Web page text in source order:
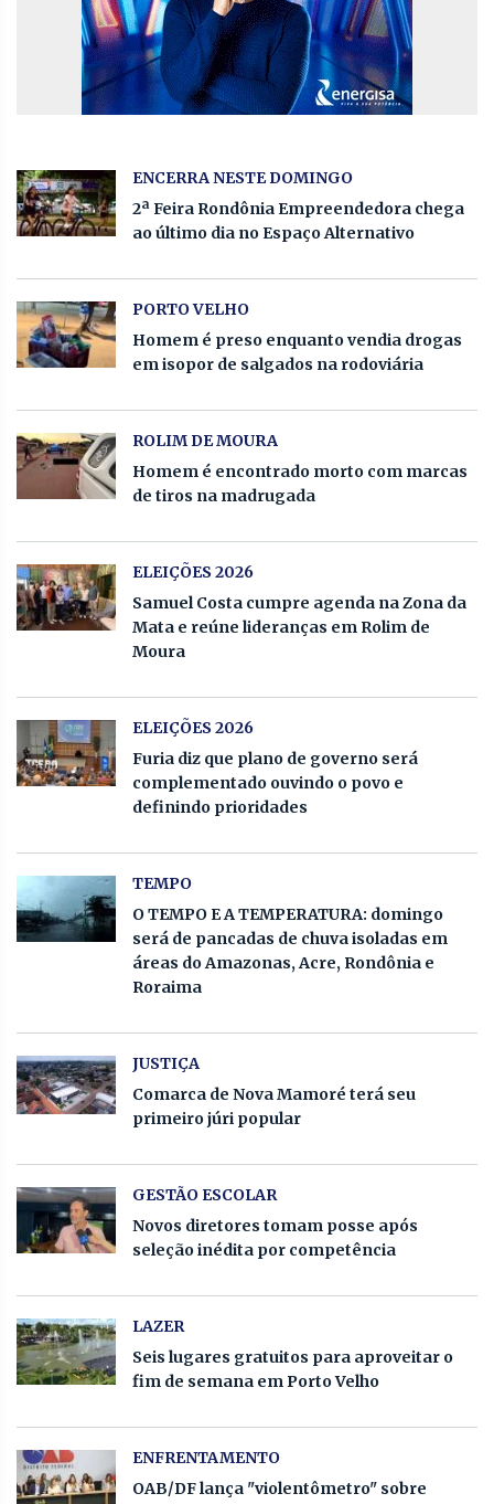
ENCERRA NESTE DOMINGO
2ª Feira Rondônia Empreendedora chega
ao último dia no Espaço Alternativo
PORTO VELHO
Homem é preso enquanto vendia drogas
em isopor de salgados na rodoviária
ROLIM DE MOURA
Homem é encontrado morto com marcas
de tiros na madrugada
ELEIÇÕES 2026
Samuel Costa cumpre agenda na Zona da
Mata e reúne lideranças em Rolim de
Moura
ELEIÇÕES 2026
Furia diz que plano de governo será
complementado ouvindo o povo e
definindo prioridades
TEMPO
O TEMPO E A TEMPERATURA: domingo
será de pancadas de chuva isoladas em
áreas do Amazonas, Acre, Rondônia e
Roraima
JUSTIÇA
Comarca de Nova Mamoré terá seu
primeiro júri popular
GESTÃO ESCOLAR
Novos diretores tomam posse após
seleção inédita por competência
LAZER
Seis lugares gratuitos para aproveitar o
fim de semana em Porto Velho
ENFRENTAMENTO
OAB/DF lança "violentômetro" sobre